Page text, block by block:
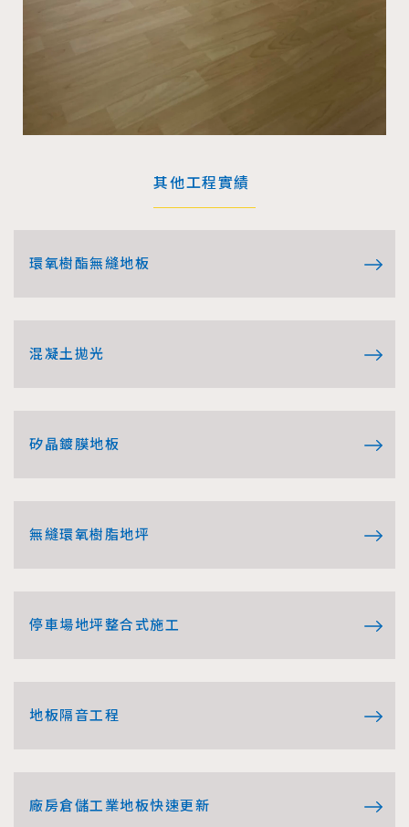
其他工程實績
環氧樹酯無縫地板
混凝土拋光
矽晶鍍膜地板
無縫環氧樹脂地坪
停車場地坪整合式施工
地板隔音工程
廠房倉儲工業地板快速更新